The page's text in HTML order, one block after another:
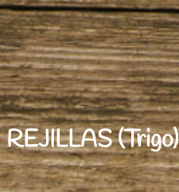
REJILLAS (Trigo)